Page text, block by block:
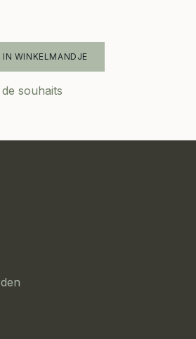
IN WINKELMANDJE
souhaits